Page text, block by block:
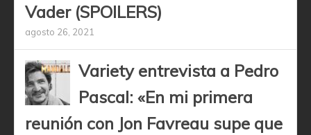
Vader (SPOILERS)
agosto 26, 2021
Variety entrevista a Pedro
Pascal: «En mi primera
reunión con Jon Favreau supe que